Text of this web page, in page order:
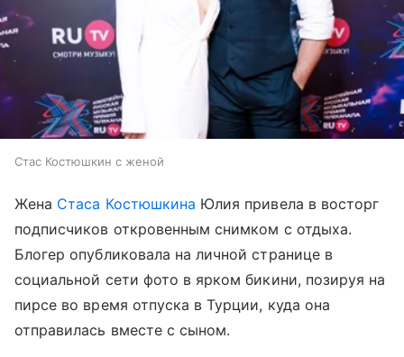
Стас Костюшкин с женой
Жена Стаса Костюшкина Юлия привела в восторг
подписчиков откровенным снимком с отдыха.
Блогер опубликовала на личной странице в
социальной сети фото в ярком бикини, позируя на
пирсе во время отпуска в Турции, куда она
отправилась вместе с сыном.